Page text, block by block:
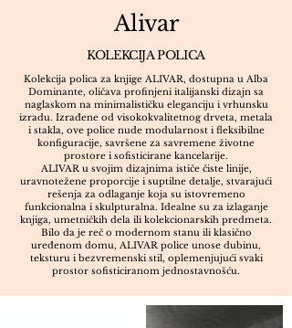
Alivar
KOLEKCIJA POLICA
Kolekcija polica za knjige ALIVAR, dostupna u Alba
Dominante, oličava profinjeni italijanski dizajn sa
naglaskom na minimalističku eleganciju i vrhunsku
izradu. Izrađene od visokokvalitetnog drveta, metala
i stakla, ove police nude modularnost i fleksibilne
konfiguracije, savršene za savremene životne
prostore i sofisticirane kancelarije.
ALIVAR u svojim dizajnima ističe čiste linije,
uravnotežene proporcije i suptilne detalje, stvarajući
rešenja za odlaganje koja su istovremeno
funkcionalna i skulpturalna. Idealne su za izlaganje
knjiga, umetničkih dela ili kolekcionarskih predmeta.
Bilo da je reč o modernom stanu ili klasično
uređenom domu, ALIVAR police unose dubinu,
teksturu i bezvremenski stil, oplemenjujući svaki
prostor sofisticiranom jednostavnošću.